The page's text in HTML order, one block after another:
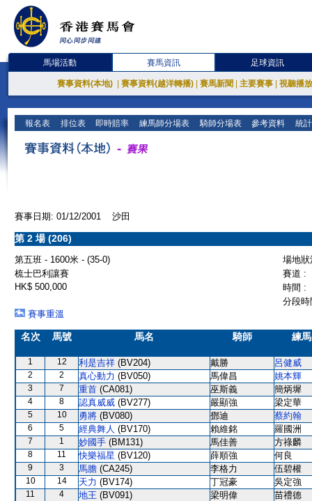
馬場活動 賽馬資訊 足球資訊
賽事資料(本地) 賽事資料(越洋轉播) 賽馬新聞 主要賽事 視聽播
報名表 排位表 即時賠率 練馬師分場表 騎師分場表 參考資料 統
賽事日期: 01/12/2001 沙田
第 2 場 (206)
第五班 - 1600米 - (35-0)
場地
梳士巴利讓賽
賽道 :
HK$ 500,000
時間 :
分段
賽事重溫
名次 馬號 馬名 騎師 練
1 12 利是吉祥 (BV204) 戴勝 呂健威
2 2 真心動力 (BV050) 馬偉昌 姚本輝
3 7 重首 (CA081) 巫斯義 簡炳墀
4 8 認真威威 (BV277) 嚴顯強 梁定華
5 10 勇將 (BV080) 鄧迪 蔡約翰
6 5 經典舞人 (BV170) 賴維銘 羅國洲
7 1 妙國手 (BM131) 馬佳善 方祿麟
8 11 快樂福星 (BV120) 薛順強 何良
9 3 馬膽 (CA245) 李格力 伍碧權
10 14 天力 (BV174) 丁冠豪 吳定強
11 4 地王 (BV091) 梁明偉 苗禮德